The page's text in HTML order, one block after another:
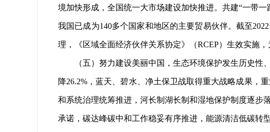
境加快形成，全国统一大市场建设加快推进。共建“一带
我国已成为140多个国家和地区的主要贸易伙伴。截至
理，《区域全面经济伙伴关系协定》（RCEP）生效实施
（五）努力建设美丽中国，生态环境保护发生历史性、
降26.2%，蓝天、碧水、净土保卫战取得重大战略成果，
和系统治理统筹推进，河长制湖长制和湿地保护制度逐步
承诺，碳达峰碳中和工作稳妥有序推进，能源清洁低碳转